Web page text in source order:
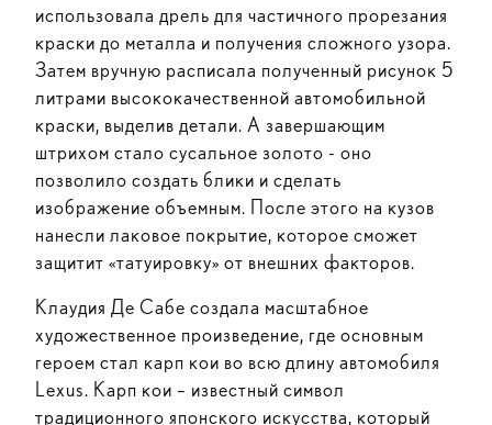
использовала дрель для частичного прорезания
краски до металла и получения сложного узора.
Затем вручную расписала полученный рисунок 5
литрами высококачественной автомобильной
краски, выделив детали. А завершающим
штрихом стало сусальное золото - оно
позволило создать блики и сделать
изображение объемным. После этого на кузов
нанесли лаковое покрытие, которое сможет
защитит «татуировку» от внешних факторов.
Клаудия Де Сабе создала масштабное
художественное произведение, где основным
героем стал карп кои во всю длину автомобиля
Lexus. Карп кои – известный символ
традиционного японского искусства, который